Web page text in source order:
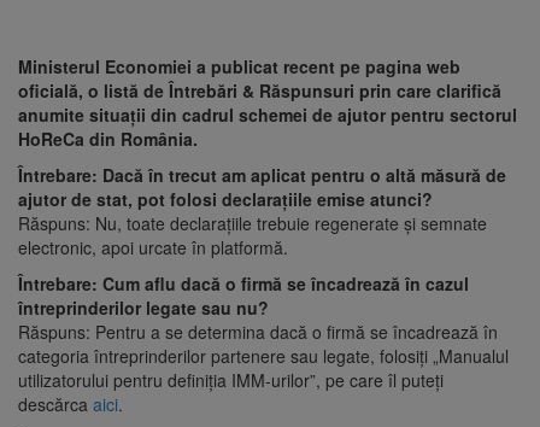
Ministerul Economiei a publicat recent pe pagina web
oficială, o listă de Întrebări & Răspunsuri prin care clarifică
anumite situații din cadrul schemei de ajutor pentru sectorul
HoReCa din România.
Întrebare: Dacă în trecut am aplicat pentru o altă măsură de
ajutor de stat, pot folosi declarațiile emise atunci?
Răspuns: Nu, toate declarațiile trebuie regenerate și semnate
electronic, apoi urcate în platformă.
Întrebare: Cum aflu dacă o firmă se încadrează în cazul
întreprinderilor legate sau nu?
Răspuns: Pentru a se determina dacă o firmă se încadrează în
categoria întreprinderilor partenere sau legate, folosiți „Manualul
utilizatorului pentru definiția IMM-urilor”, pe care îl puteți
descărca aici.